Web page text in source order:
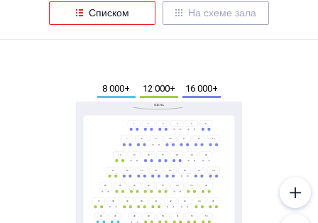
Списком На схеме зала